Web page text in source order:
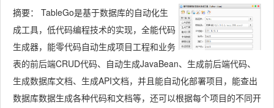
摘要： TableGo是基于数据库的自动化生
成工具，低代码编程技术的实现，全能代码
生成器，能零代码自动生成项目工程和业务
表的前后端CRUD代码、自动生成JavaBean、生成前后端代码、
生成数据库文档、生成API文档，并且能自动化部署项目，能查出
数据库数据生成各种代码和文档等，还可以根据每个项目的不同开